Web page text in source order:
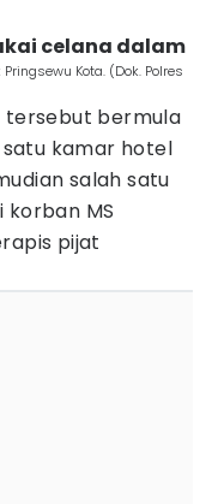
celana dalam
Kota. (Dok. Polres
tersebut bermula
kamar hotel
salah satu
korban MS
pijat